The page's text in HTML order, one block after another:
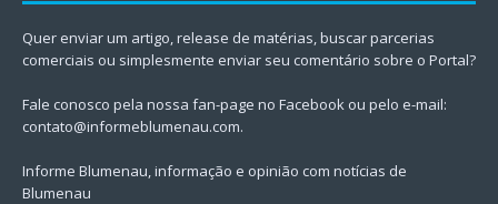
Quer enviar um artigo, release de matérias, buscar parcerias
comerciais ou simplesmente enviar seu comentário sobre o Portal?
Fale conosco pela nossa fan-page no Facebook ou pelo e-mail:
contato@informeblumenau.com.
Informe Blumenau, informação e opinião com notícias de
Blumenau